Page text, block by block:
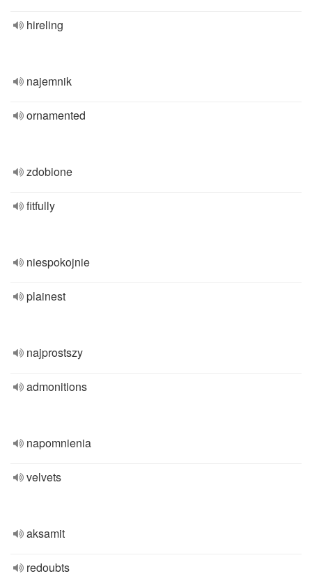
hireling
najemnik
ornamented
zdobione
fitfully
niespokojnie
plainest
najprostszy
admonitions
napomnienia
velvets
aksamit
redoubts